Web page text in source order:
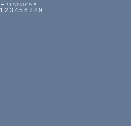
← предыдущая
1 2 3 4 5 6 7 8 9